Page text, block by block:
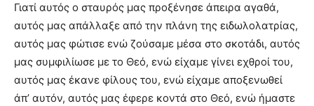
Γιατί αυτός ο σταυρός μας προξένησε άπειρα αγαθά,
αυτός μας απάλλαξε από την πλάνη της ειδωλολατρίας,
αυτός μας φώτισε ενώ ζούσαμε μέσα στο σκοτάδι, αυτός
μας συμφιλίωσε με το Θεό, ενώ είχαμε γίνει εχθροί του,
αυτός μας έκανε φίλους του, ενώ είχαμε αποξενωθεί
άπ’ αυτόν, αυτός μας έφερε κοντά στο Θεό, ενώ ήμαστε